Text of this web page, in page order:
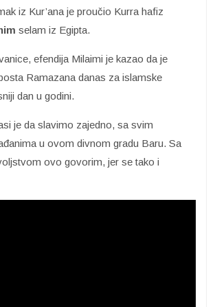
iz Kur’ana je proučio Kurra hafiz
selam iz Egipta.
efendija Milaimi je kazao da je
Ramazana danas za islamske
dan u godini.
je da slavimo zajedno, sa svim
u ovom divnom gradu Baru. Sa
ovo govorim, jer se tako i